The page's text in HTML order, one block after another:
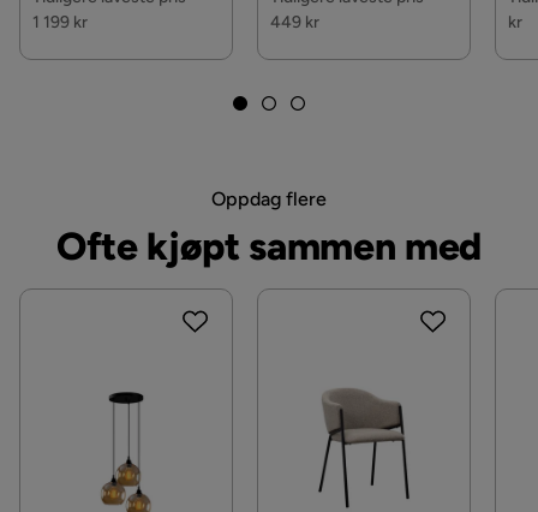
SerieDimbar: Nei
1 199 kr
449 kr
kr
Oppdag flere
Ofte kjøpt sammen med